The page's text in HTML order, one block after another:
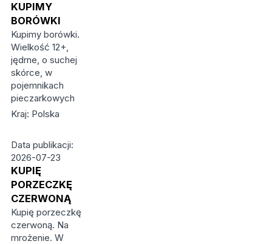
KUPIMY
BORÓWKI
Kupimy borówki.
Wielkość 12+,
jędrne, o suchej
skórce, w
pojemnikach
pieczarkowych
Kraj: Polska
Data publikacji:
2026-07-23
KUPIĘ
PORZECZKĘ
CZERWONĄ
Kupię porzeczkę
czerwoną. Na
mrożenie. W